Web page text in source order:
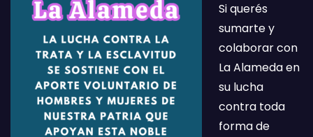
Si querés
sumarte y
colaborar con
La Alameda en
su lucha
contra toda
forma de